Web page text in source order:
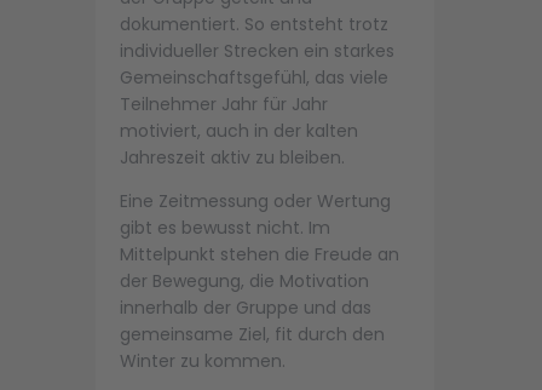
dokumentiert. So entsteht trotz
individueller Strecken ein starkes
Gemeinschaftsgefühl, das viele
Teilnehmer Jahr für Jahr
motiviert, auch in der kalten
Jahreszeit aktiv zu bleiben.
Eine Zeitmessung oder Wertung
gibt es bewusst nicht. Im
Mittelpunkt stehen die Freude an
der Bewegung, die Motivation
innerhalb der Gruppe und das
gemeinsame Ziel, fit durch den
Winter zu kommen.